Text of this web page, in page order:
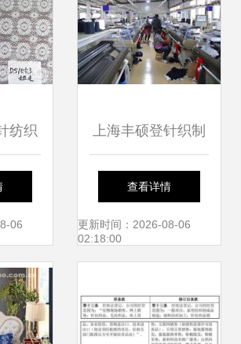
纺织
新
姿
06
上海丰硕登针织制
衣厂 传承匠心，织
就品质生活
查看详情
更新时间：2026-08-06
02:18:00